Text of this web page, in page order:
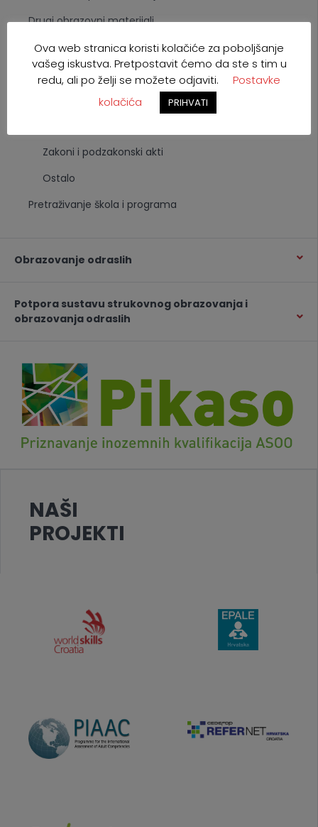
Drugi obrazovni materijali
Popis odobrenih drugih obrazovnih materijala
Popis skupova ishoda učenja za izradu DOM-ova
Zakoni i podzakonski akti
Ostalo
Pretraživanje škola i programa
Obrazovanje odraslih
Potpora sustavu strukovnog obrazovanja i
obrazovanja odraslih
NAŠI
PROJEKTI
Ova web stranica koristi kolačiće za poboljšanje
vašeg iskustva. Pretpostavit ćemo da ste s tim u
redu, ali po želji se možete odjaviti.
Postavke
kolačića
PRIHVATI